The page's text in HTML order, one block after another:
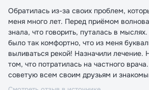
Обратилась из-за своих проблем,
меня много лет. Перед приёмом
знала, что говорить, путалась в
было так комфортно, что из меня
выливаться рекой! Назначили
том, что потратилась на частного
советую всем своим друзьям и
Я даю согласие на обработку
персональных данных
Я даю согласие на обработку
персональных данных